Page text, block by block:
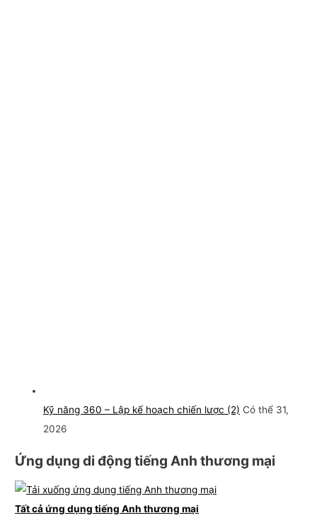
Kỹ năng 360 – Lập kế hoạch chiến lược (2) Có thể 31,
2026
Ứng dụng di động tiếng Anh thương mại
Tất cả ứng dụng tiếng Anh thương mại